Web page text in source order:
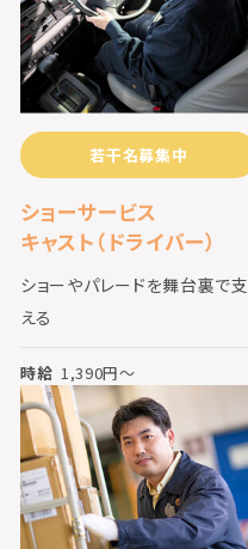
若干名募集中
ショーサービス
キャスト（ドライバー）
ショーやパレードを舞台裏で支
える
時給 1,390円〜